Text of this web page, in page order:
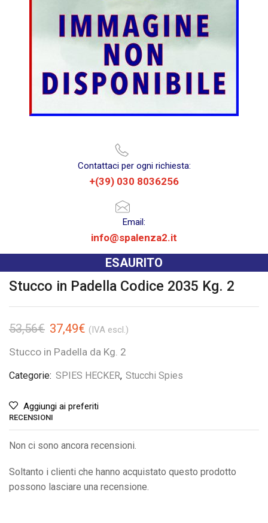
ESAURITO
Contattaci per ogni richiesta:
+(39) 030 8036256
Email:
info@spalenza2.it
Stucco in Padella Codice 2035 Kg. 2
53,56€ 37,49€ (IVA escl.)
Stucco in Padella da Kg. 2
Categorie: SPIES HECKER, Stucchi Spies
Aggiungi ai preferiti
RECENSIONI
Non ci sono ancora recensioni.
Soltanto i clienti che hanno acquistato questo prodotto
possono lasciare una recensione.